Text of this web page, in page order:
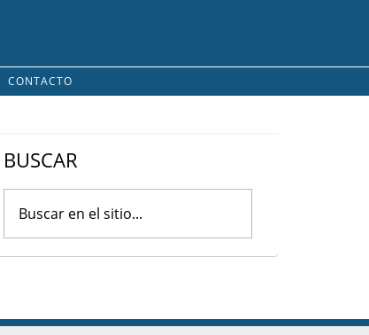
CONTACTO
BUSCAR